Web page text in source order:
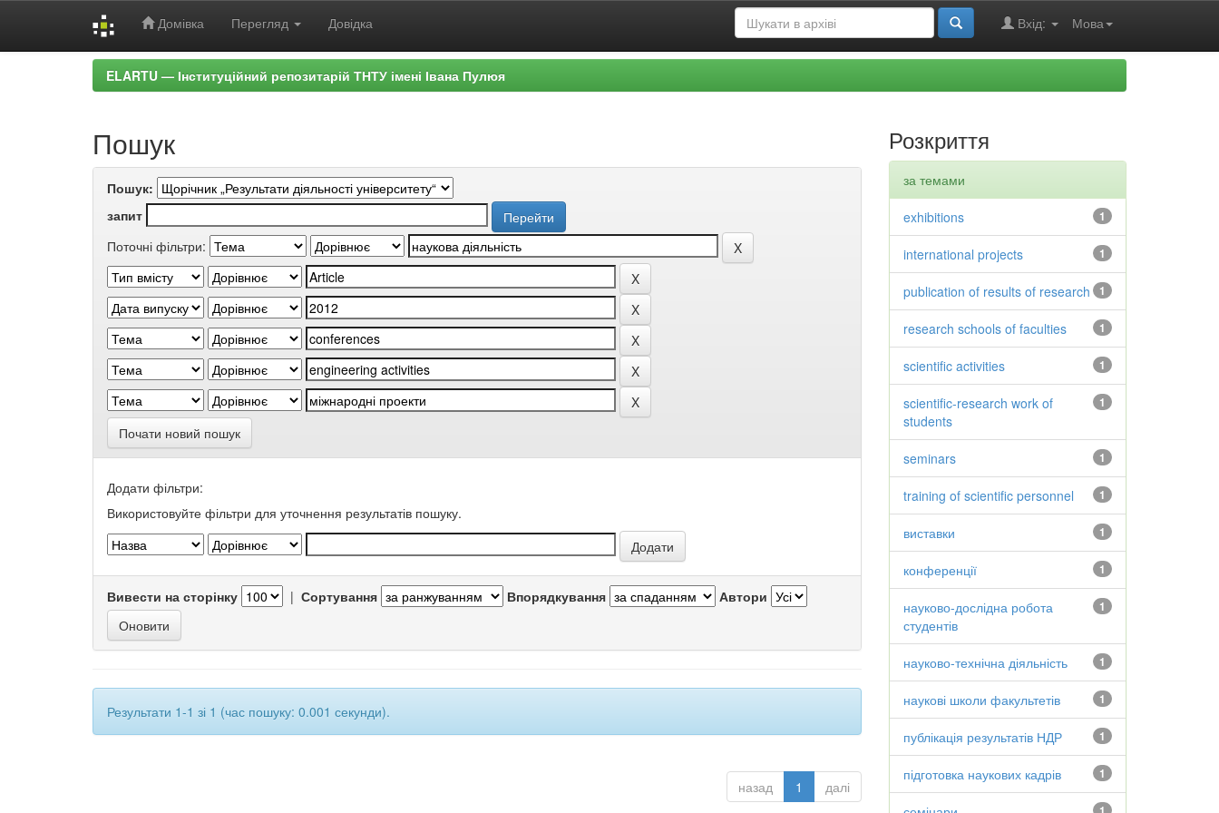
Домівка Перегляд Довідка Мова
Вхід:
ELARTU — Інституційний репозитарій ТНТУ імені Івана Пулюя
Пошук
Пошук:
запит
Поточні фільтри:
Почати новий пошук
Додати фільтри:
Використовуйте фільтри для уточнення результатів пошуку.
Вивести на сторінку | Сортування Впорядкування Автори
Результати 1-1 зі 1 (час пошуку: 0.001 секунди).
назад 1 далі
Розкриття
за темами
1
exhibitions
1
international projects
1
publication of results of research
1
research schools of faculties
1
scientific activities
1
scientific-research work of
students
1
seminars
1
training of scientific personnel
1
виставки
1
конференції
1
науково-дослідна робота
студентів
1
науково-технічна діяльність
1
наукові школи факультетів
1
публікація результатів НДР
1
підготовка наукових кадрів